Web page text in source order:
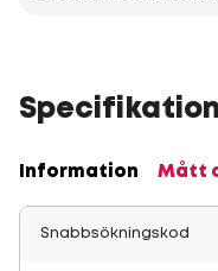
Information Mått
Snabbsökningskod